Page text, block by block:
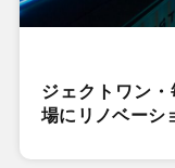
ジェクトワン
場にリノベーシ